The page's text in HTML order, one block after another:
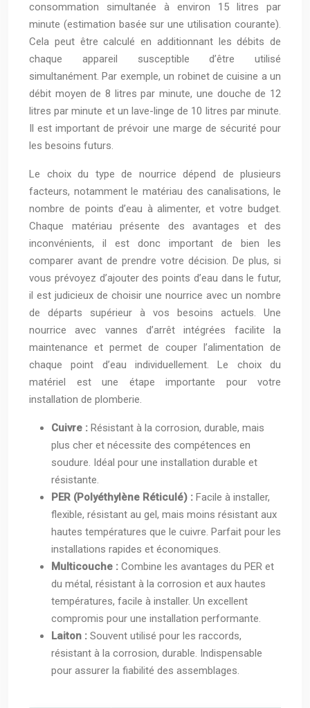
consommation simultanée à environ 15 litres par
minute (estimation basée sur une utilisation courante).
Cela peut être calculé en additionnant les débits de
chaque appareil susceptible d’être utilisé
simultanément. Par exemple, un robinet de cuisine a un
débit moyen de 8 litres par minute, une douche de 12
litres par minute et un lave-linge de 10 litres par minute.
Il est important de prévoir une marge de sécurité pour
les besoins futurs.
Le choix du type de nourrice dépend de plusieurs
facteurs, notamment le matériau des canalisations, le
nombre de points d’eau à alimenter, et votre budget.
Chaque matériau présente des avantages et des
inconvénients, il est donc important de bien les
comparer avant de prendre votre décision. De plus, si
vous prévoyez d’ajouter des points d’eau dans le futur,
il est judicieux de choisir une nourrice avec un nombre
de départs supérieur à vos besoins actuels. Une
nourrice avec vannes d’arrêt intégrées facilite la
maintenance et permet de couper l’alimentation de
chaque point d’eau individuellement. Le choix du
matériel est une étape importante pour votre
installation de plomberie.
Cuivre : Résistant à la corrosion, durable, mais
plus cher et nécessite des compétences en
soudure. Idéal pour une installation durable et
résistante.
PER (Polyéthylène Réticulé) : Facile à installer,
flexible, résistant au gel, mais moins résistant aux
hautes températures que le cuivre. Parfait pour les
installations rapides et économiques.
Multicouche : Combine les avantages du PER et
du métal, résistant à la corrosion et aux hautes
températures, facile à installer. Un excellent
compromis pour une installation performante.
Laiton : Souvent utilisé pour les raccords,
résistant à la corrosion, durable. Indispensable
pour assurer la fiabilité des assemblages.